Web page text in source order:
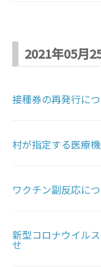
2021年05月
接種券の再発行に
村が指定する医療
ワクチン副反応に
新型コロナウイル
せ